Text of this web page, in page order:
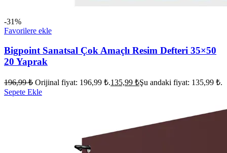
-31%
Favorilere ekle
Bigpoint Sanatsal Çok Amaçlı Resim Defteri 35×50
20 Yaprak
196,99₺ Orijinal fiyat: 196,99 ₺.135,99 ₺Şu andaki fiyat: 135,99 ₺.
Sepete Ekle